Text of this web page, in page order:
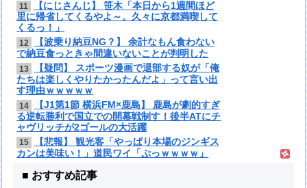
11
【にじさんじ】 笹木「本日から1週間ほど
里に帰省してくるやよ～。久々に京都満喫して
くるっ！」
12
【波乗り納豆NG？】 余計なもん食わない
で納豆食っときゃ間違いないことが判明した
13
【疑問】 スポーツ漫画で退部する奴が「俺
たちは楽しくやりたかったんだよ」って言い出
す理由ｗｗｗｗｗ
14
【J1第1節 横浜FM×鹿島】 鹿島が劇的すぎ
る逆転勝利で国立での開幕戦制す！後半ATにチ
ャヴリッチが2ゴールの大活躍
15
【悲報】 観光客「やっぱり本場のジンギス
カンは美味い！」道民ワイ「ぷっｗｗｗｗ」
■ おすすめ記事